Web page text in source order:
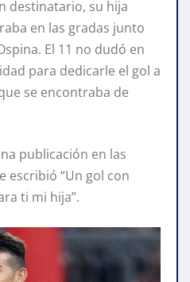
destinatario, su hija
en las gradas junto
El 11 no dudó en
para dedicarle el gol a
se encontraba de
publicación en las
escribió “Un gol con
ti mi hija”.